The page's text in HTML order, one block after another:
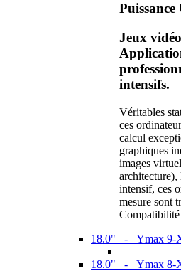
Jeux
intensifs.
Véritables
ces
calcul
graphiques
images
architecture),
intensif, ces
mesure sont
18.0" - Ymax 9-
18.0" - Ymax 8-